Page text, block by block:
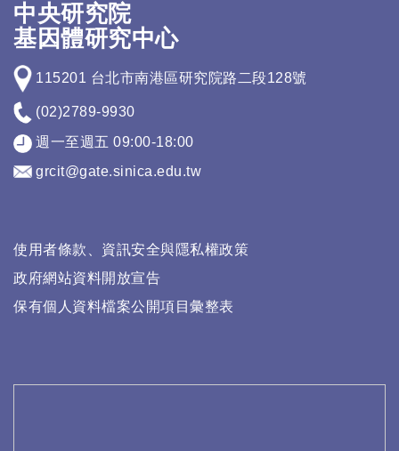
中央研究院
基因體研究中心
115201 台北市南港區研究院路二段128號
(02)2789-9930
週一至週五 09:00-18:00
grcit@gate.sinica.edu.tw
使用者條款、資訊安全與隱私權政策
政府網站資料開放宣告
保有個人資料檔案公開項目彙整表